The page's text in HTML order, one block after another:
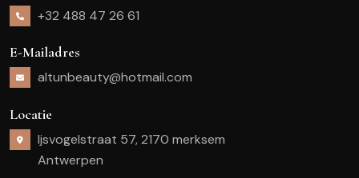
+32 488 47 26 61
E-Mailadres
altunbeauty@hotmail.com
Locatie
Ijsvogelstraat 57, 2170 merksem
Antwerpen